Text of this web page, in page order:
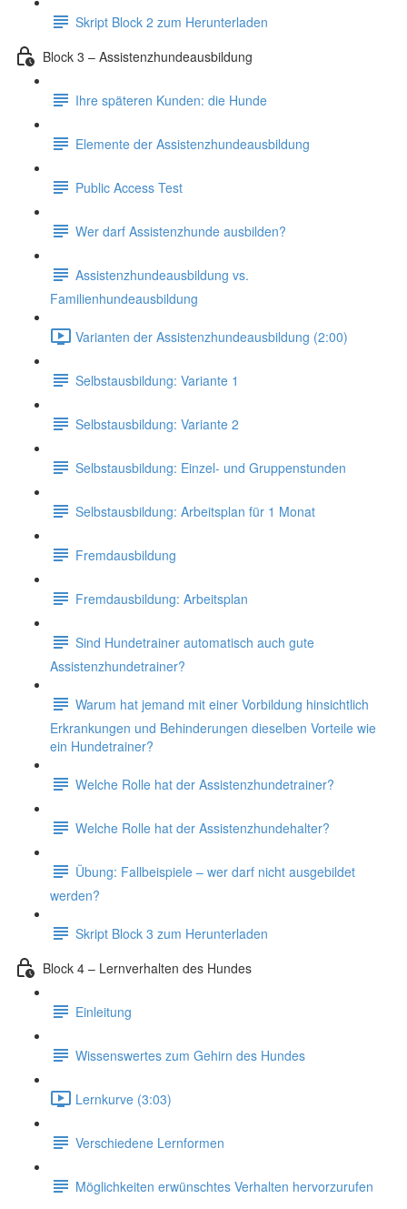
Skript Block 2 zum Herunterladen
Block 3 – Assistenzhundeausbildung
Ihre späteren Kunden: die Hunde
Elemente der Assistenzhundeausbildung
Public Access Test
Wer darf Assistenzhunde ausbilden?
Assistenzhundeausbildung vs.
Familienhundeausbildung
Varianten der Assistenzhundeausbildung (2:00)
Selbstausbildung: Variante 1
Selbstausbildung: Variante 2
Selbstausbildung: Einzel- und Gruppenstunden
Selbstausbildung: Arbeitsplan für 1 Monat
Fremdausbildung
Fremdausbildung: Arbeitsplan
Sind Hundetrainer automatisch auch gute
Assistenzhundetrainer?
Warum hat jemand mit einer Vorbildung hinsichtlich
Erkrankungen und Behinderungen dieselben Vorteile wie
ein Hundetrainer?
Welche Rolle hat der Assistenzhundetrainer?
Welche Rolle hat der Assistenzhundehalter?
Übung: Fallbeispiele – wer darf nicht ausgebildet
werden?
Skript Block 3 zum Herunterladen
Block 4 – Lernverhalten des Hundes
Einleitung
Wissenswertes zum Gehirn des Hundes
Lernkurve (3:03)
Verschiedene Lernformen
Möglichkeiten erwünschtes Verhalten hervorzurufen